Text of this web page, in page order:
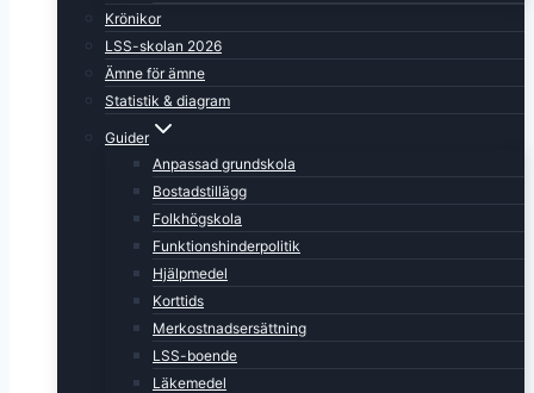
Krönikor
LSS-skolan 2026
Ämne för ämne
Statistik & diagram
Guider
Anpassad grundskola
Bostadstillägg
Folkhögskola
Funktionshinderpolitik
Hjälpmedel
Korttids
Merkostnadsersättning
LSS-boende
Läkemedel